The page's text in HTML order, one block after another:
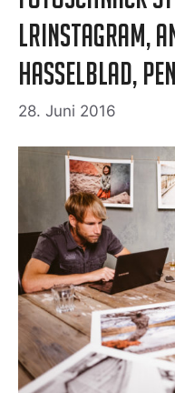
LRInstagram,
Hasselblad,
28. Juni 2016